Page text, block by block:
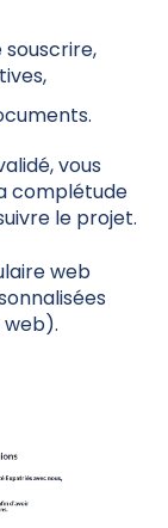
souscrire,
vous
complétude
le projet.
web
web).